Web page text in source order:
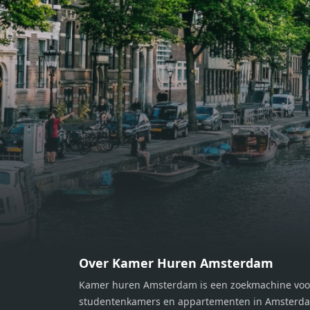
gemakken voorzien, perfect voor het
bereiden van heerlijke maaltijden.
Vanuit de woonkamer stap je zo het
balkon op, waar je kunt genieten
van een prachtig uitzicht en een
moment van rust. De woning
beschikt over twee comfortabele
slaapkamers van respectievelijk 12,1
m² en 8 m². Beide kamers bieden tal
van mogelijkheden, zoals een fijne
werkplek, een logeerkamer of een
persoonlijke slaapkamer. De
gemak en privacy. Gelegen in een
van
m²
van
Over Kamer Huren Amsterdam
Kamer huren Amsterdam is een zoekmachine
studentenkamers en appartementen in